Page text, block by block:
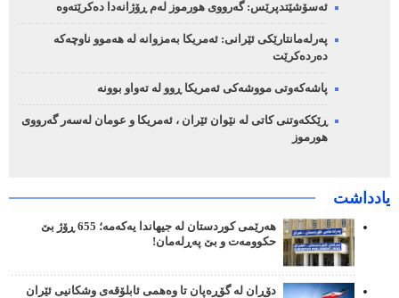
ئەسۆشێتدپرێس: گەرووی هورموز لەم ڕۆژانەدا دەکرێتەوە
پەرلەمانتارێکی ئێرانی: ئەمریکا بەمزوانە لە هەموو ناوچەکە
دەردەکرێت
پاشەکەوتی مووشەکی ئەمریکا ڕوو لە تەواو بوونە
ڕێککەوتنی کاتی لە نێوان ئێران ، ئەمریکا و عومان لەسەر گەرووی
هورموز
یادداشت
هەرێمی کوردستان لە جیهاندا یەکەمە؛ 655 ڕۆژ بێ
حکوومەت و بێ پەڕلەمان!
دۆڕان لە گۆڕەپان تا وەهمی ئابلۆقەی وشکانیی ئێران